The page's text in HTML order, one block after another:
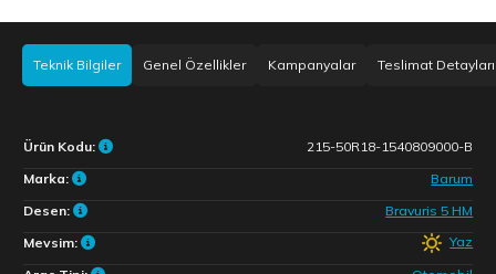
Teknik Bilgiler Genel Özellikler Kampanyalar Teslimat Detayları
Ürün Kodu:
215-50R18-1540809000-B
Marka:
Barum
Desen:
Bravuris 5 HM
Mevsim:
Yaz